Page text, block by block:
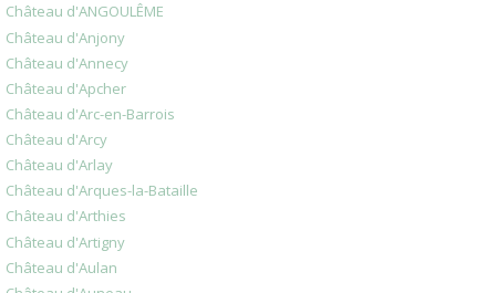
Château d'ANGOULÊME
Château d'Anjony
Château d'Annecy
Château d'Apcher
Château d'Arc-en-Barrois
Château d'Arcy
Château d'Arlay
Château d'Arques-la-Bataille
Château d'Arthies
Château d'Artigny
Château d'Aulan